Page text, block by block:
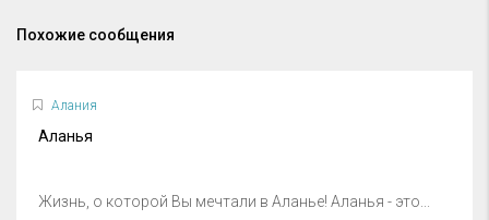
Похожие сообщения
Алания
Аланья
Жизнь, о которой Вы мечтали в Аланье! Аланья - это...